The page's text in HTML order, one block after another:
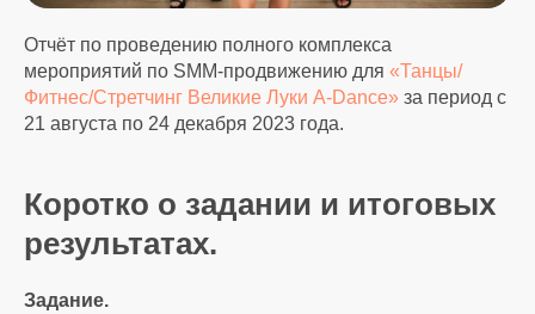
Отчёт по проведению полного комплекса
мероприятий по SMM-продвижению для «Танцы/
Фитнес/Стретчинг Великие Луки A-Dance» за период с
21 августа по 24 декабря 2023 года.
Коротко о задании и итоговых
результатах.
Задание.